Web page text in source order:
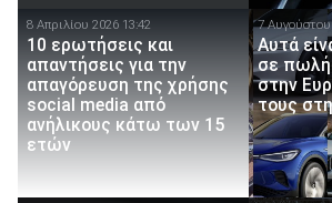
8 Απριλίου 2026 13:42
10 ερωτήσεις και
απαντήσεις για την
απαγόρευση της χρήσης
social media από
ανήλικους κάτω των 15
ετών
7
Αυτά
σε
στην
τους